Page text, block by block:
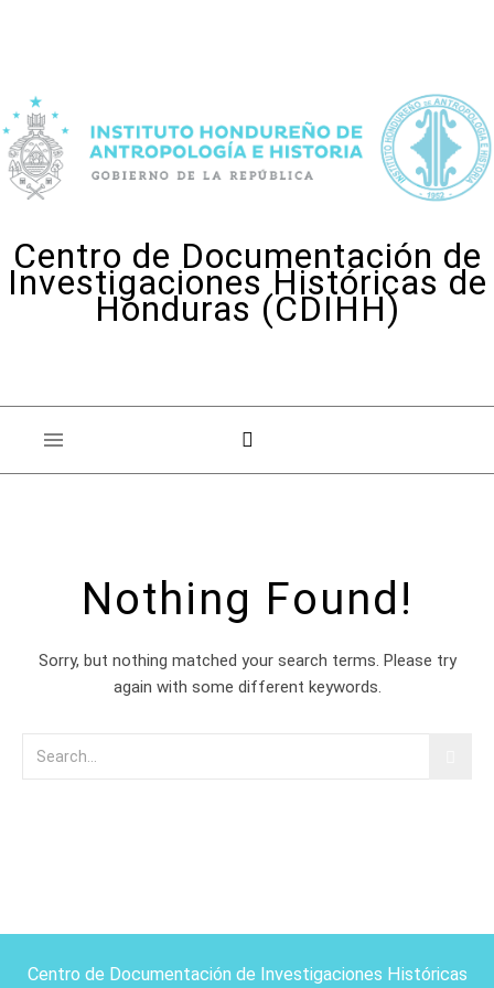
Centro de Documentación de
Investigaciones Históricas de
Honduras (CDIHH)
Nothing Found!
Sorry, but nothing matched your search terms. Please try
again with some different keywords.
Centro de Documentación de Investigaciones Históricas